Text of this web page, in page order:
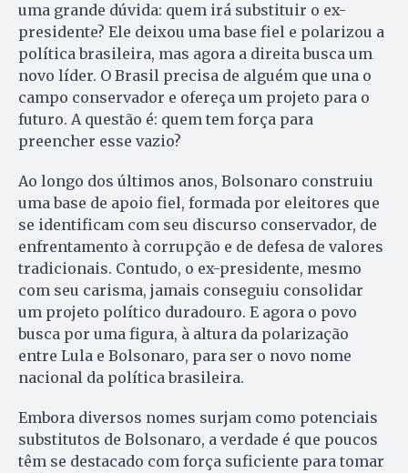
uma grande dúvida: quem irá substituir o ex-
presidente? Ele deixou uma base fiel e polarizou a
política brasileira, mas agora a direita busca um
novo líder. O Brasil precisa de alguém que una o
campo conservador e ofereça um projeto para o
futuro. A questão é: quem tem força para
preencher esse vazio?
Ao longo dos últimos anos, Bolsonaro construiu
uma base de apoio fiel, formada por eleitores que
se identificam com seu discurso conservador, de
enfrentamento à corrupção e de defesa de valores
tradicionais. Contudo, o ex-presidente, mesmo
com seu carisma, jamais conseguiu consolidar
um projeto político duradouro. E agora o povo
busca por uma figura, à altura da polarização
entre Lula e Bolsonaro, para ser o novo nome
nacional da política brasileira.
Embora diversos nomes surjam como potenciais
substitutos de Bolsonaro, a verdade é que poucos
têm se destacado com força suficiente para tomar